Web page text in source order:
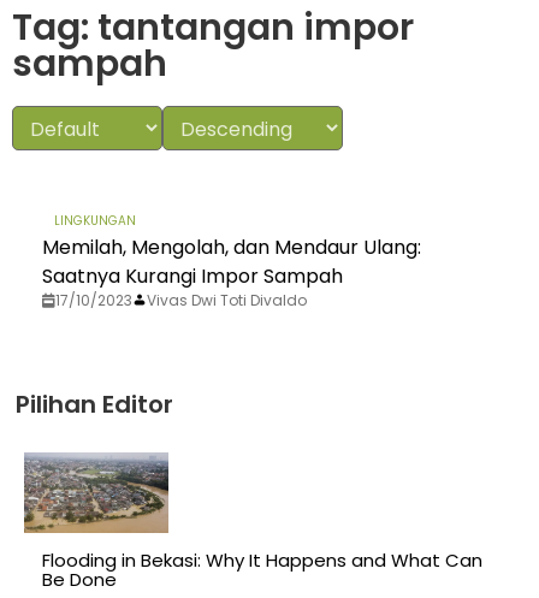
Tag: tantangan impor
sampah
LINGKUNGAN
Memilah, Mengolah, dan Mendaur Ulang:
Saatnya Kurangi Impor Sampah
17/10/2023 Vivas Dwi Toti Divaldo
Pilihan Editor
Flooding in Bekasi: Why It Happens and What Can
Be Done